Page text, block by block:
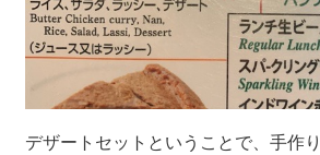
デザートセットということで、手作